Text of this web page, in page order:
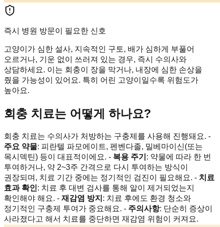
즉시 병원 방문이 필요한 신호
고양이가 심한 설사, 지속적인 구토, 배가 심하게 부풀어
오르거나, 기운 없이 쓰러져 있는 경우, 즉시 수의사와
상담하세요. 이는 회충이 장을 막거나, 내장에 심한 손상을
줬을 가능성이 있어요. 특히 어린 고양이일수록 위험도가
높아요.
회충 치료는 어떻게 하나요?
회충 치료는 수의사가 처방하는 구충제를 사용해 진행돼요. -
주요 약물: 피란텔 파모에이트, 펜벤다졸, 밀베마이신(또는
목시덱틴) 등이 대표적이에요. - 복용 주기 : 약물에 따라 한 번
투여하거나, 약 2~3주 간격으로 다시 투여하는 방식이
권장되며, 치료 기간 중에는 정기적인 검진이 필요해요. - 치료
효과 확인: 치료 후 대변 검사를 통해 알이 제거되었는지
확인해야 해요. - 재감염 방지 : 치료 후에도 환경 청소와
정기적인 구충제 투여가 중요해요. - 주의사항: 단순히 증상이
사라졌다고 해서 치료를 중단하면 재감염 위험이 커져요.